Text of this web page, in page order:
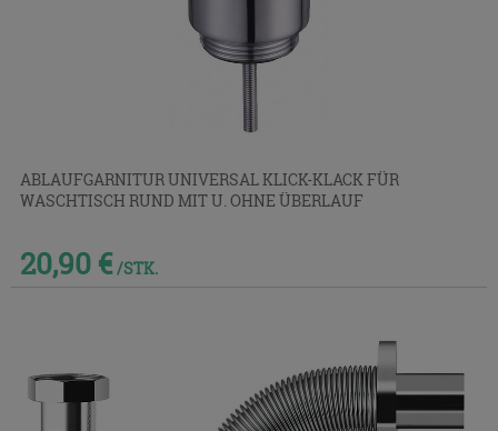
ABLAUFGARNITUR UNIVERSAL KLICK-KLACK FÜR
WASCHTISCH RUND MIT U. OHNE ÜBERLAUF
20,90 € /STK.